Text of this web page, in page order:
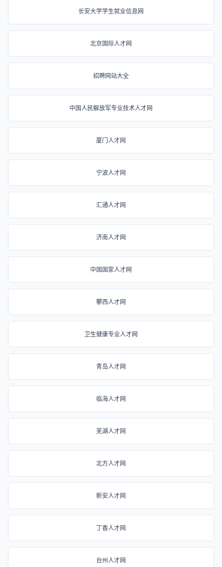
长安大学学生就业信息网
北京国际人才网
招聘网站大全
中国人民解放军专业技术人才网
厦门人才网
宁波人才网
汇通人才网
济南人才网
中国国家人才网
攀西人才网
卫生健康专业人才网
青岛人才网
临海人才网
芜湖人才网
北方人才网
新安人才网
丁香人才网
台州人才网